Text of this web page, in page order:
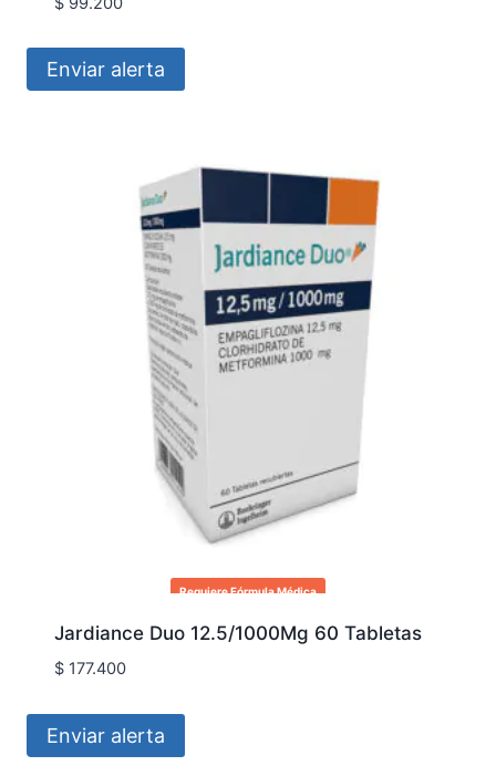
Enviar alerta
Requiere Fórmula Médica
Jardiance Duo 12.5/1000Mg 60 Tabletas
$177.400
Enviar alerta